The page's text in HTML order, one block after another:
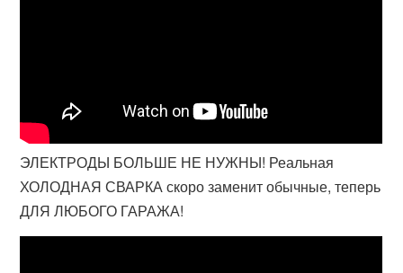
ЭЛЕКТРОДЫ БОЛЬШЕ НЕ НУЖНЫ! Реальная
ХОЛОДНАЯ СВАРКА скоро заменит обычные, теперь
ДЛЯ ЛЮБОГО ГАРАЖА!